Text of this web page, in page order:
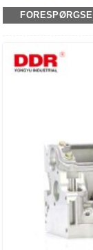
Topstykkerne har
topstykke",